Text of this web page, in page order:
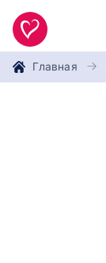
Главная